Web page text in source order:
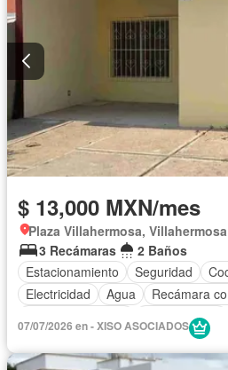
$ 13,000 MXN/mes
Plaza Villahermosa, Villahermosa
3 Recámaras
2 Baños
Estacionamiento
Seguridad
Electricidad
Agua Recámara
Permite niños
07/07/2026 en - XISO ASOCIADOS